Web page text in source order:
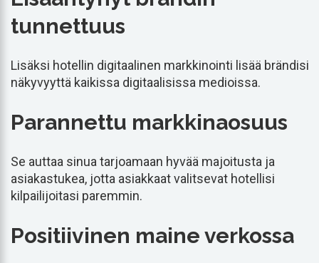
tunnettuus
Lisäksi hotellin digitaalinen markkinointi lisää brändisi
näkyvyyttä kaikissa digitaalisissa medioissa.
Parannettu markkinaosuus
Se auttaa sinua tarjoamaan hyvää majoitusta ja
asiakastukea, jotta asiakkaat valitsevat hotellisi
kilpailijoitasi paremmin.
Positiivinen maine verkossa